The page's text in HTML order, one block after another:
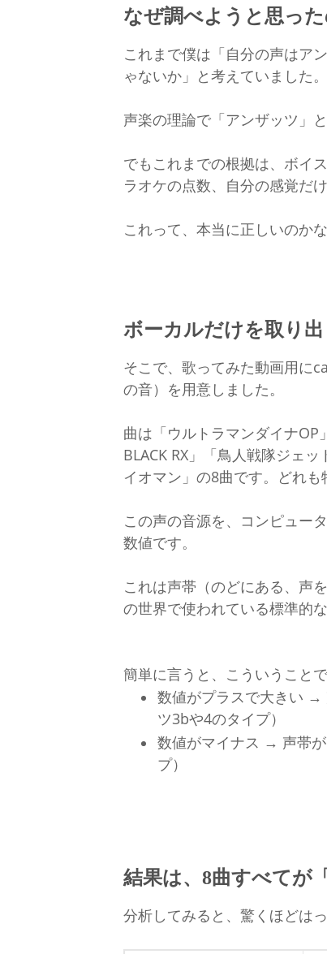
なぜ調べようと思っ
これまで僕は「自分の声はア
ゃないか」と考えていました。
声楽の理論で「アンザッツ」
でもこれまでの根拠は、ボイ
ラオケの点数、自分の感覚だけ
これって、本当に正しいのか
ボーカルだけを取り
そこで、歌ってみた動画用に
の音）を用意しました。
曲は「ウルトラマンダイナOP
BLACK RX」「鳥人戦隊ジェ
イオマン」の8曲です。どれも
この声の音源を、コンピュー
数値です。
これは声帯（のどにある、声
の世界で使われている標準的な
簡単に言うと、こういうことで
数値がプラスで大きい →
ツ3bや4のタイプ）
数値がマイナス → 声帯
プ）
結果は、8曲すべてが
分析してみると、驚くほどは